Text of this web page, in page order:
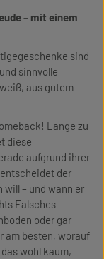
– mit einem
sind
sinnvolle
aus gutem
Lange zu
diese
aufgrund ihrer
der
– und wann er
Falsches
oder gar
am besten, worauf
wohl kaum,